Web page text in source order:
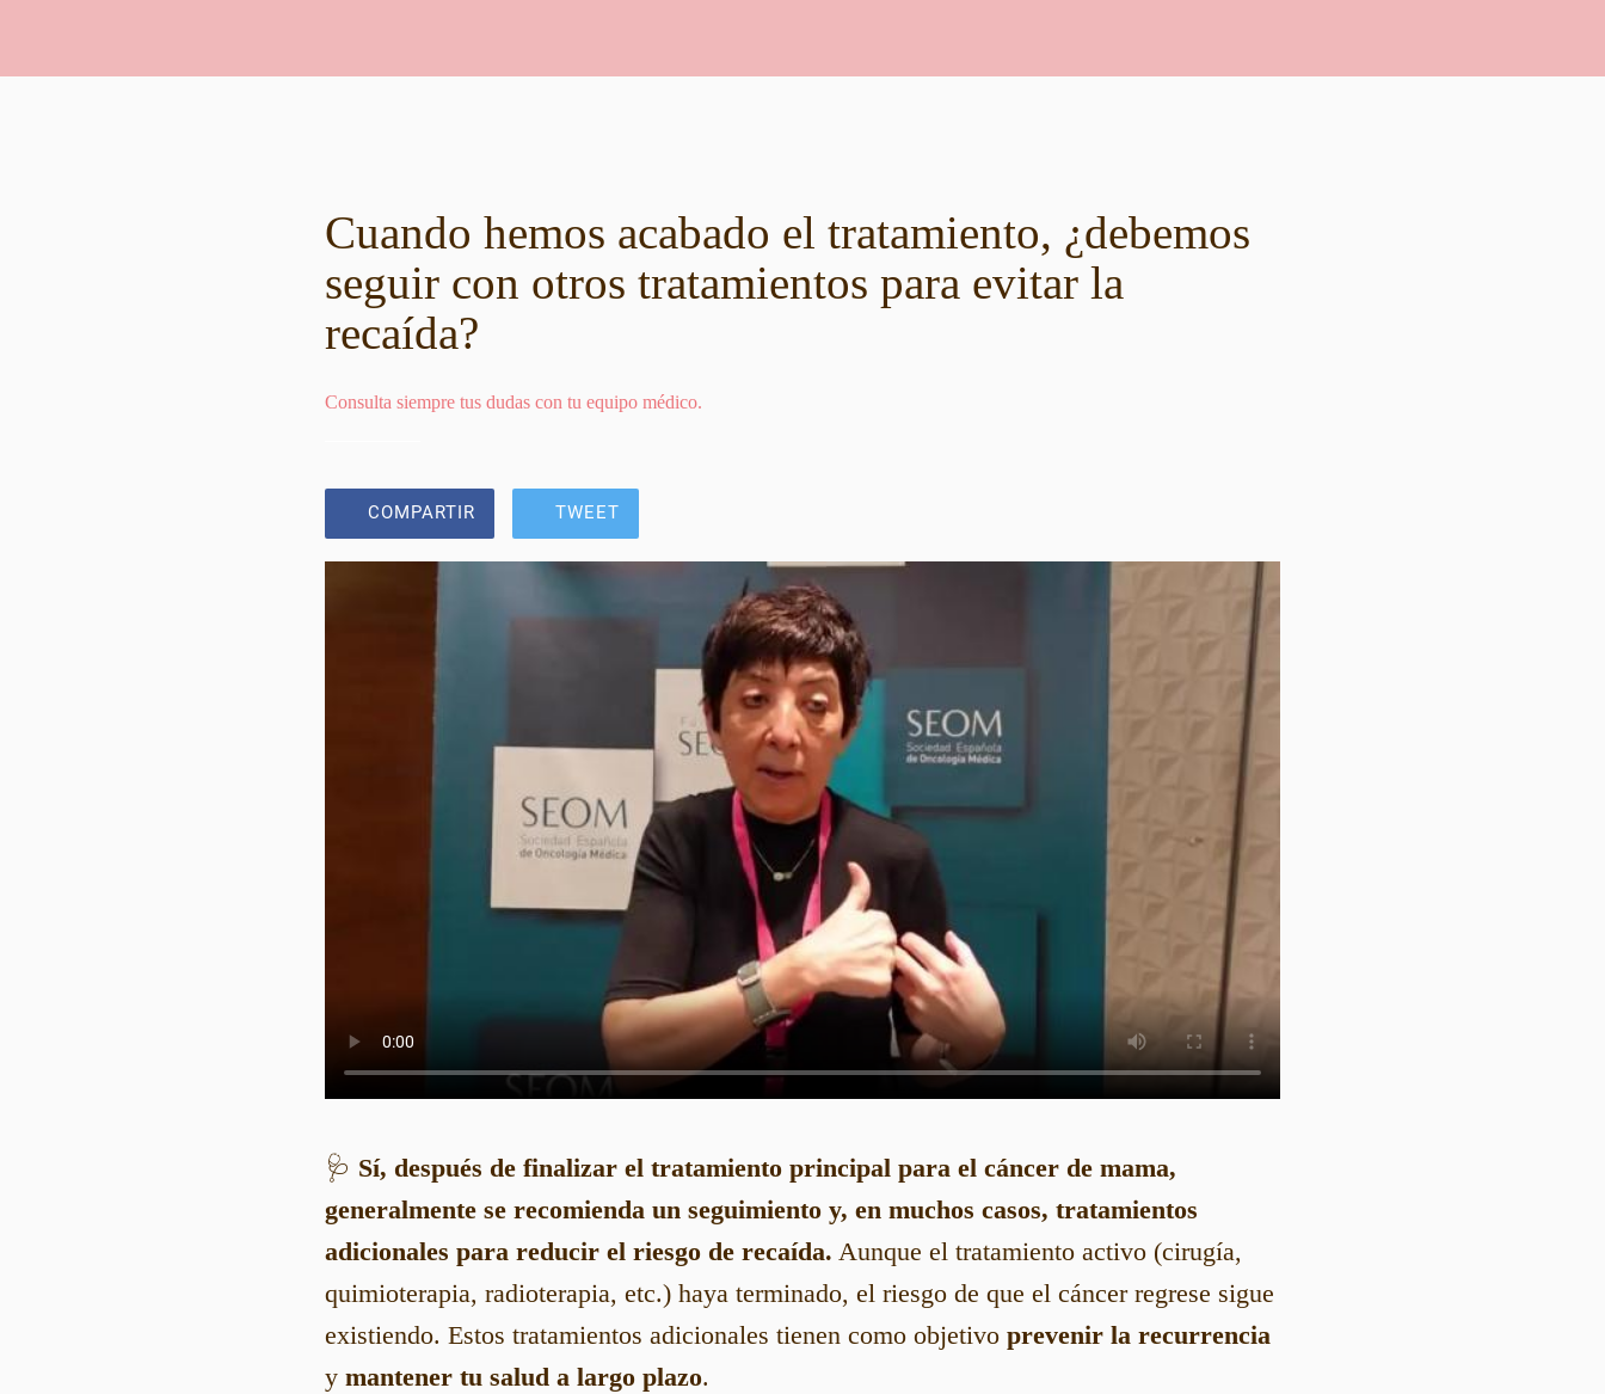
Cuando hemos acabado el tratamiento, ¿debemos
seguir con otros tratamientos para evitar la
recaída?
Consulta siempre tus dudas con tu equipo médico.
COMPARTIR TWEET
🩺 Sí, después de finalizar el tratamiento principal para el cáncer de mama,
generalmente se recomienda un seguimiento y, en muchos casos, tratamientos
adicionales para reducir el riesgo de recaída. Aunque el tratamiento activo (cirugía,
quimioterapia, radioterapia, etc.) haya terminado, el riesgo de que el cáncer regrese sigue
existiendo. Estos tratamientos adicionales tienen como objetivo prevenir la recurrencia
y mantener tu salud a largo plazo.